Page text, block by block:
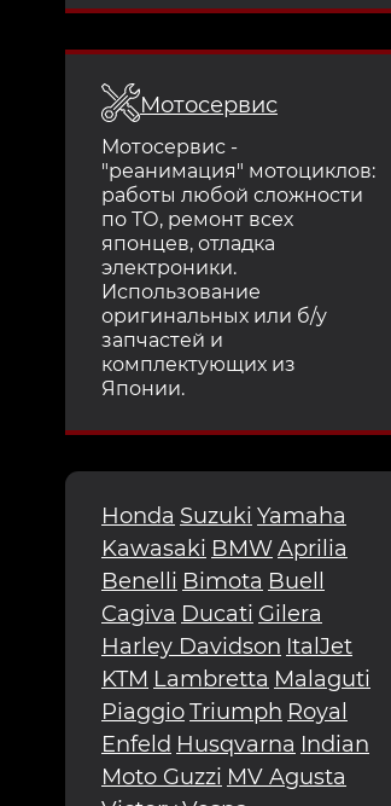
Мотосервис
Мотосервис -
"реанимация" мотоциклов:
работы любой сложности
по ТО, ремонт всех
японцев, отладка
электроники.
Использование
оригинальных или б/у
запчастей и
комплектующих из
Японии.
Honda Suzuki Yamaha
Kawasaki BMWAprilia
Benelli Bimota Buell
Cagiva Ducati Gilera
Harley Davidson ItalJet
KTM Lambretta Malaguti
PiaggioTriumph Royal
Enfeld Husqvarna Indian
Moto Guzzi MV Agusta